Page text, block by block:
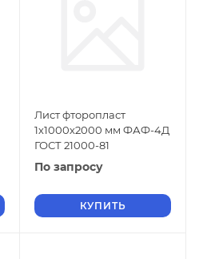
Лист фторопласт
1х1000х2000 мм ФАФ-4Д
ГОСТ 21000-81
По запросу
КУПИТЬ